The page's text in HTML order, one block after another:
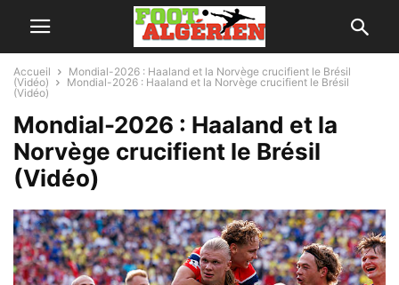
Accueil
Mondial-2026 : Haaland et la Norvège crucifient le Brésil
(Vidéo)
Mondial-2026 : Haaland et la Norvège crucifient le Brésil
(Vidéo)
Mondial-2026 : Haaland et la
Norvège crucifient le Brésil
(Vidéo)